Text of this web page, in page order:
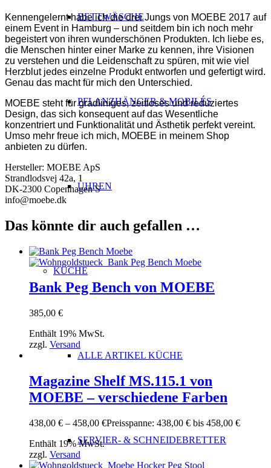
BETTWÄSCHE
PFLANZHÄNGER & MOBILÉS
UHREN
KÜCHE
ALLE ARTIKEL KÜCHE
SERVIER- & SCHNEIDEBRETTER
Kennengelernt habe ich die drei Jungs von MOEBE 2017 auf
einem Event in Hamburg – und seitdem bin ich noch mehr
begeistert von ihren wunderschönen Produkten. Ich liebe es,
die Menschen hinter einer Marke zu kennen, ihre Visionen
zu verstehen und die Leidenschaft zu spüren, mit wie viel
Herzblut jedes einzelne Produkt entworfen und gefertigt wird.
Genau das macht für mich den Unterschied.
MOEBE steht für gradliniges, zeitloses und reduziertes
Design, das sich konsequent auf das Wesentliche
konzentriert und Funktionalität und Ästhetik perfekt vereint.
Umso mehr freue ich mich, MOEBE in meinem Shop
anbieten zu dürfen.
Hersteller: MOEBE ApS
Strandlodsvej 42a, 1
DK-2300 Copenhagen S
info@moebe.dk
Das könnte dir auch gefallen …
Bank Peg Bench von MOEBE
385,00 €
Enthält 19% MwSt.
zzgl. Versand
Magazine Shelf MS.115.1 von
MOEBE – verschiedene Farben
438,00 € – 458,00 €Preisspanne: 438,00 € bis 458,00 €
Enthält 19% MwSt.
zzgl. Versand